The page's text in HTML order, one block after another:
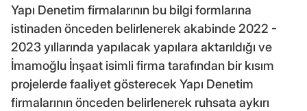
Yapı Denetim firmalarının bu bilgi formlarına
istinaden önceden belirlenerek akabinde 2022 -
2023 yıllarında yapılacak yapılara aktarıldığı ve
İmamoğlu İnşaat isimli firma tarafından bir kısım
projelerde faaliyet gösterecek Yapı Denetim
firmalarının önceden belirlenerek ruhsata aykırı